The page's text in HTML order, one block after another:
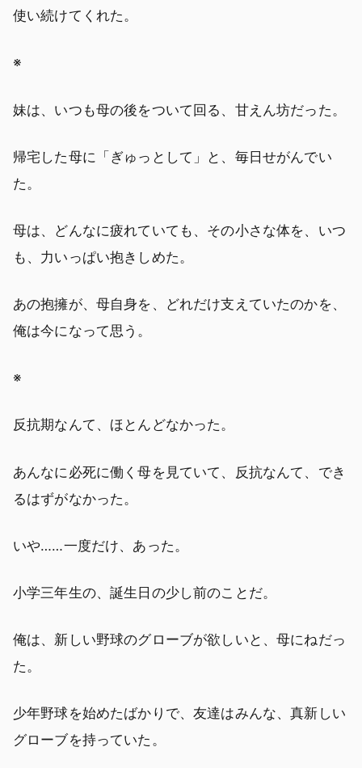
使い続けてくれた。
※
妹は、いつも母の後をついて回る、甘えん坊だった。
帰宅した母に「ぎゅっとして」と、毎日せがんでい
た。
母は、どんなに疲れていても、その小さな体を、いつ
も、力いっぱい抱きしめた。
あの抱擁が、母自身を、どれだけ支えていたのかを、
俺は今になって思う。
※
反抗期なんて、ほとんどなかった。
あんなに必死に働く母を見ていて、反抗なんて、でき
るはずがなかった。
いや……一度だけ、あった。
小学三年生の、誕生日の少し前のことだ。
俺は、新しい野球のグローブが欲しいと、母にねだっ
た。
少年野球を始めたばかりで、友達はみんな、真新しい
グローブを持っていた。